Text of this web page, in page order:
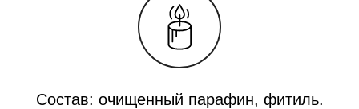
Состав: очищенный парафин, фитиль.